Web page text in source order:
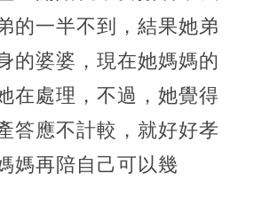
的一半不到，結果她弟
的婆婆，現在她媽媽的
在處理，不過，她覺得
答應不計較，就好好孝
媽再陪自己可以幾